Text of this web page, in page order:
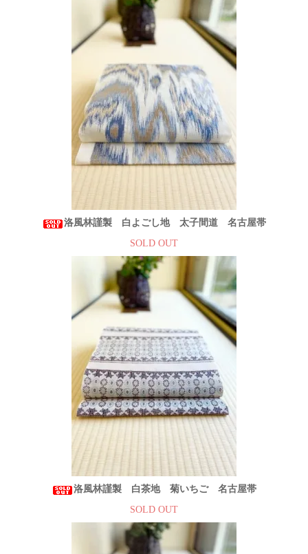
洛風林謹製 白よごし地 太子間道 名古屋帯
SOLD OUT
洛風林謹製 白茶地 菊いちご 名古屋帯
SOLD OUT